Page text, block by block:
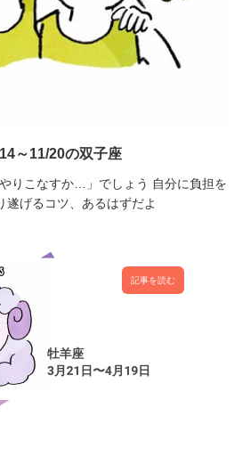
～11/20の双子座
りこなすか…」でしょう 自分に負担を
遂げるコツ、あるはずだよ
記事を読む